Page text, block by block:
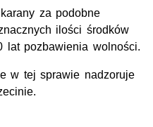
za podobne
ilości środków
lat pozbawienia wolności.
w tej sprawie nadzoruje